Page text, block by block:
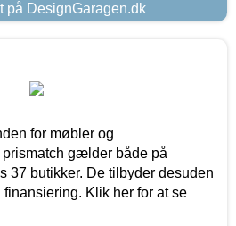
på DesignGaragen.dk
for møbler og
gælder både på
37 butikker. De tilbyder desuden
Klik her for at se